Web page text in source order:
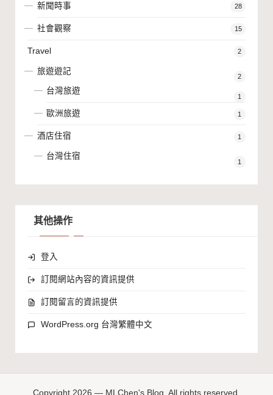
新聞時事 28
社會觀察 15
Travel 2
旅遊遊記
2
台灣旅遊
1
歐洲旅遊 1
酒店住宿 1
台灣住宿
1
其他操作
登入
訂閱網站內容的資訊提供
訂閱留言的資訊提供
WordPress.org 台灣繁體中文
Copyright 2026 — MLChen's Blog. All rights reserved.